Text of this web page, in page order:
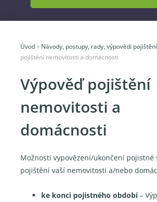
Úvod » Návody, postupy, rady, výpovědi pojištění
pojištění nemovitosti a domácnosti
Výpověď pojištění
nemovitosti a
domácnosti
Možnosti vypovězení/ukončení pojistné
pojištění vaší nemovitosti a/nebo
ke konci pojistného období–